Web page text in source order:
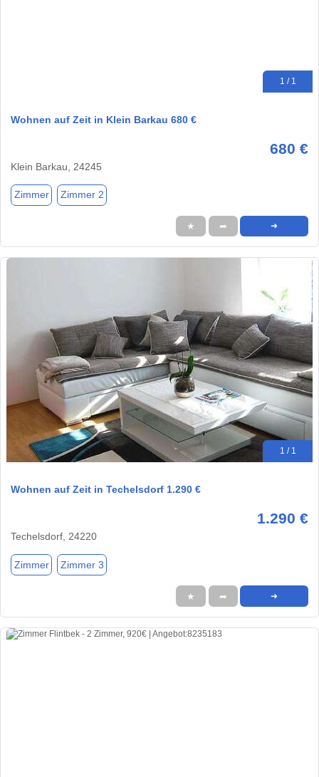
1 / 1
Wohnen auf Zeit in Klein Barkau 680 €
680 €
Klein Barkau, 24245
Zimmer Zimmer 2
★ ➦ ➜
1 / 1
Wohnen auf Zeit in Techelsdorf 1.290 €
1.290 €
Techelsdorf, 24220
Zimmer Zimmer 3
★ ➦ ➜